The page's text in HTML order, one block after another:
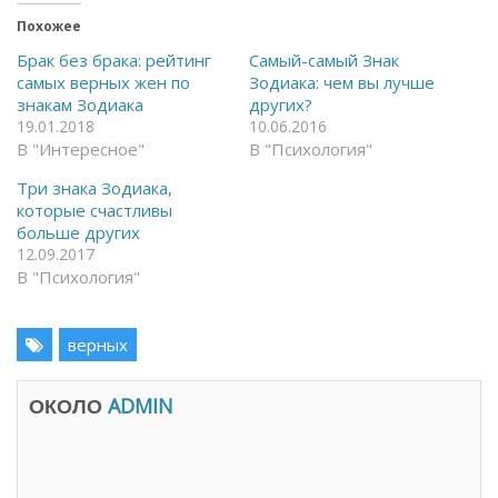
т
ь
а
F
a
c
e
b
o
(
О
т
к
р
ы
в
а
с
в
о
в
о
с
я
в
T
e
g
a
m
(
О
т
р
ы
е
т
с
в
н
о
Похожее
Брак без брака: рейтинг
самых верных жен по
знакам Зодиака
19.01.2018
В "Интересное"
Самый-самый Знак
Зодиака: чем вы лучше
других?
10.06.2016
В "Психология"
Три знака Зодиака,
которые счастливы
больше других
12.09.2017
В "Психология"
верных
ОКОЛО ADMIN